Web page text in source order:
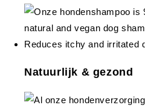
Natuurlijk & gezond